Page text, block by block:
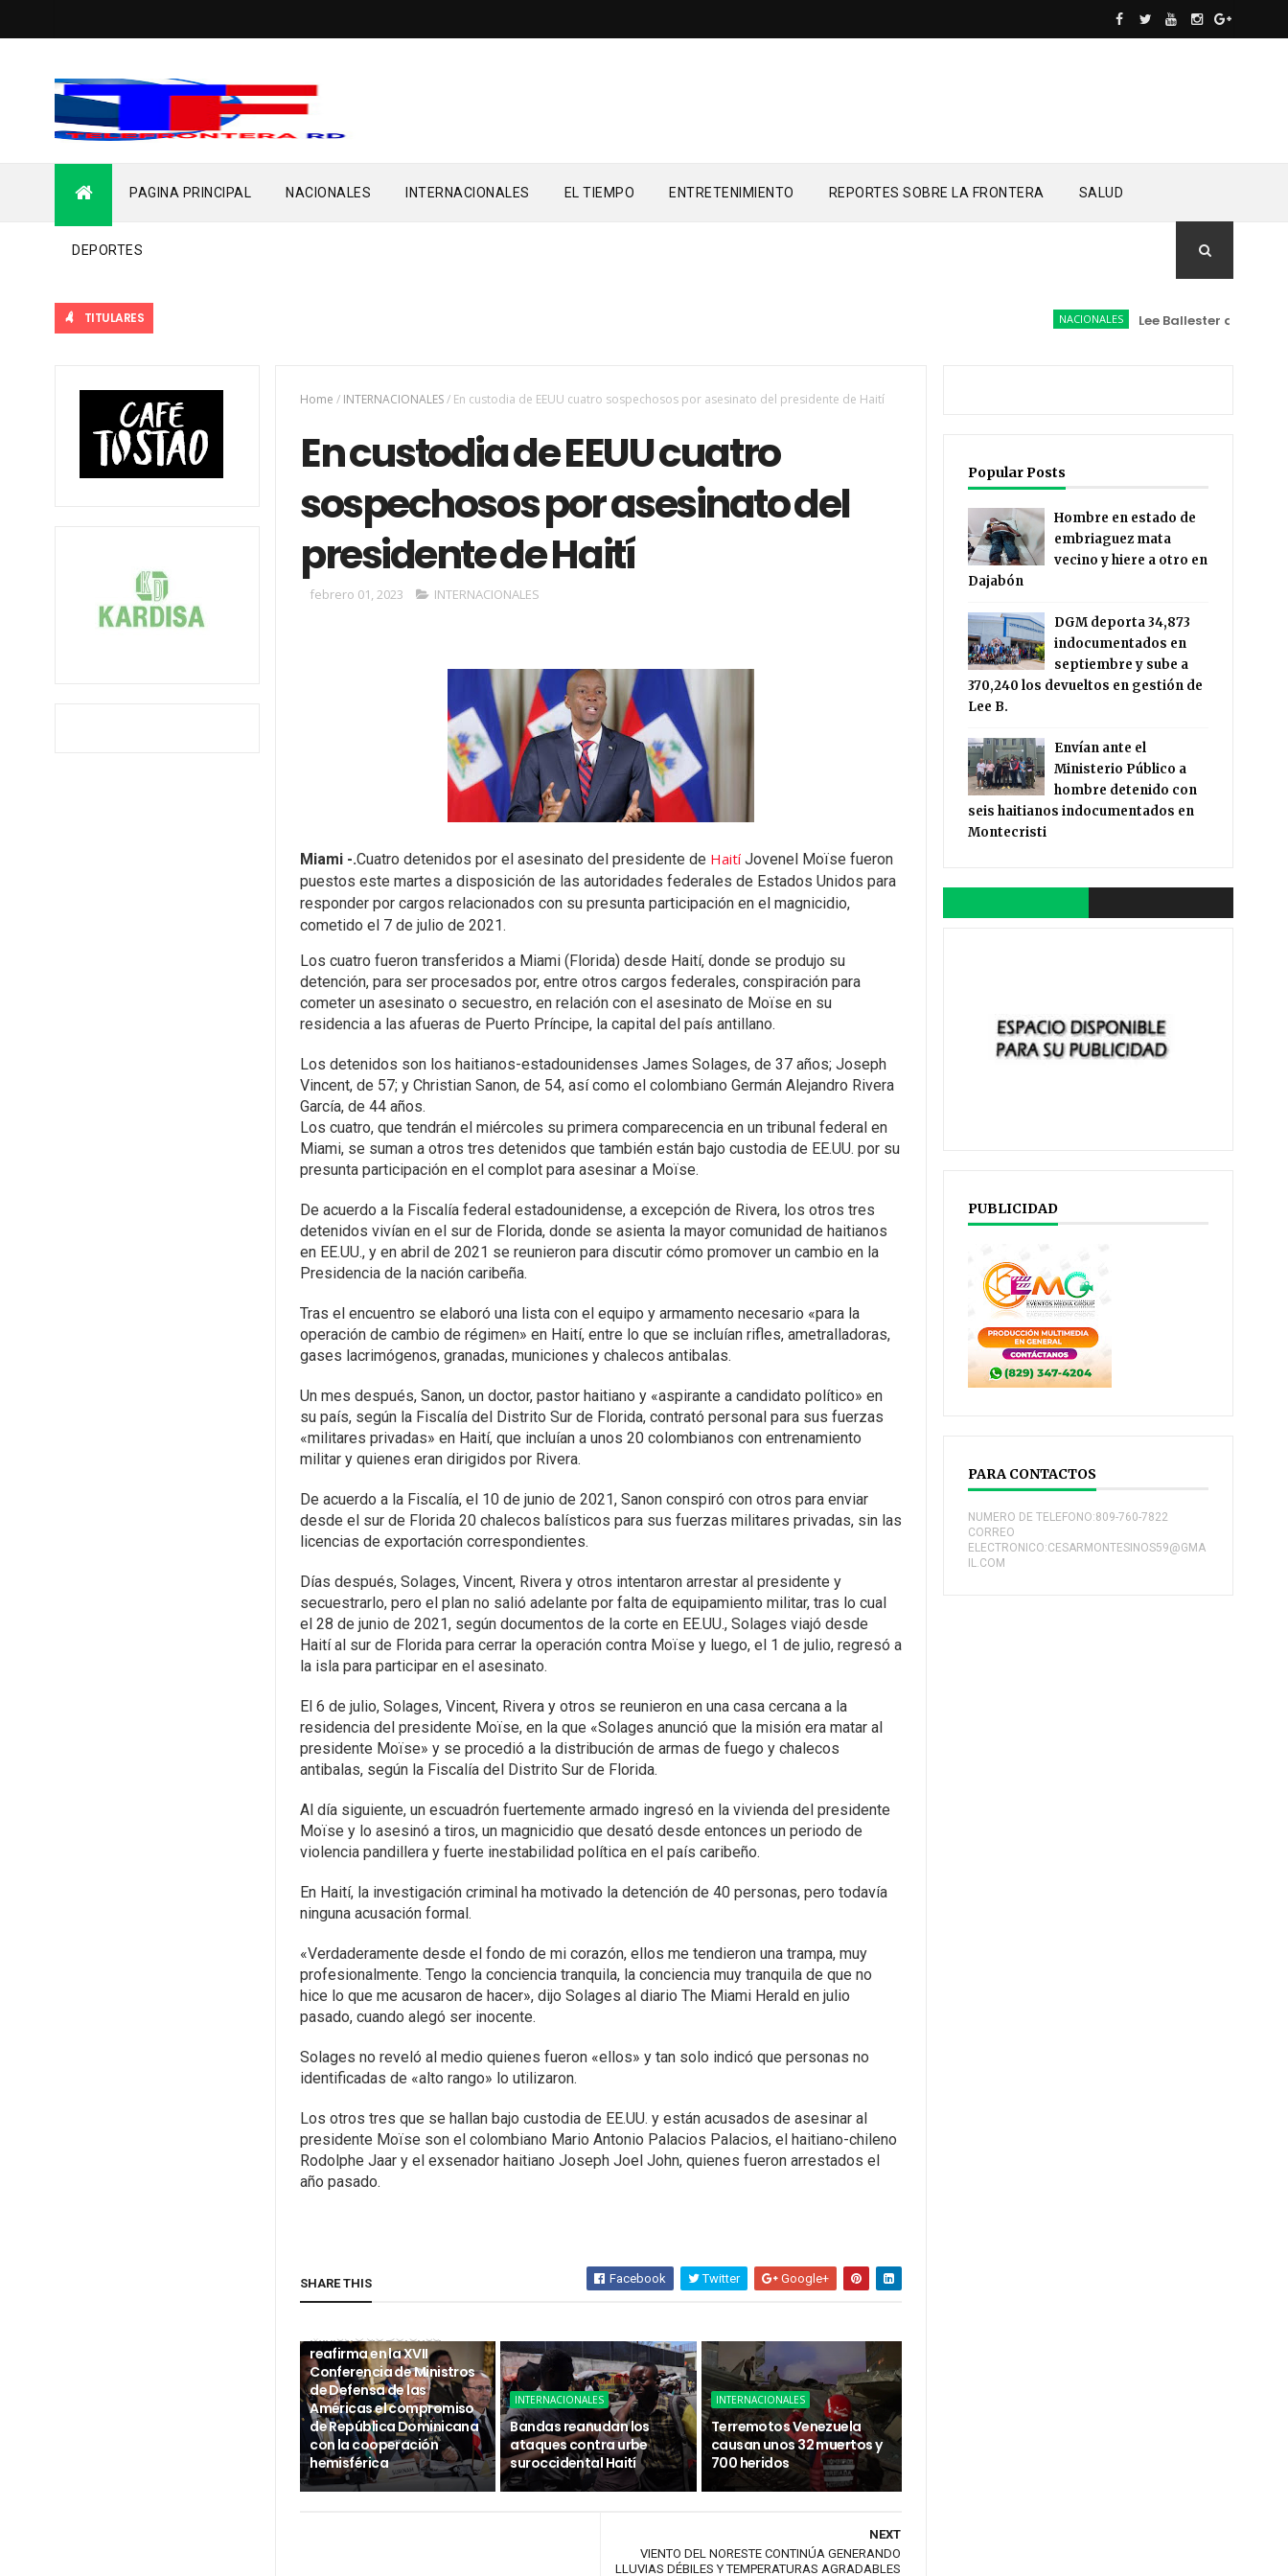
PAGINA PRINCIPAL NACIONALES INTERNACIONALES EL TIEMPO ENTRETENIMIENTO REPORTES SOBRE LA FRONTERA SALUD
DEPORTES
TITULARES NACIONALES Lee Ballester a los que se
Home / INTERNACIONALES/ En custodia de EEUU cuatro sospechosos por asesinato del presidente de Haití
En custodia de EEUU cuatro
sospechosos por asesinato del
presidente de Haití
febrero 01, 2023 INTERNACIONALES
Miami -.Cuatro detenidos por el asesinato del presidente de Haití Jovenel Moïse fueron
puestos este martes a disposición de las autoridades federales de Estados Unidos para
responder por cargos relacionados con su presunta participación en el magnicidio,
cometido el 7 de julio de 2021.
Los cuatro fueron transferidos a Miami (Florida) desde Haití, donde se produjo su
detención, para ser procesados por, entre otros cargos federales, conspiración para
cometer un asesinato o secuestro, en relación con el asesinato de Moïse en su
residencia a las afueras de Puerto Príncipe, la capital del país antillano.
Los detenidos son los haitianos-estadounidenses James Solages, de 37 años; Joseph
Vincent, de 57; y Christian Sanon, de 54, así como el colombiano Germán Alejandro Rivera
García, de 44 años.
Los cuatro, que tendrán el miércoles su primera comparecencia en un tribunal federal en
Miami, se suman a otros tres detenidos que también están bajo custodia de EE.UU. por su
presunta participación en el complot para asesinar a Moïse.
De acuerdo a la Fiscalía federal estadounidense, a excepción de Rivera, los otros tres
detenidos vivían en el sur de Florida, donde se asienta la mayor comunidad de haitianos
en EE.UU., y en abril de 2021 se reunieron para discutir cómo promover un cambio en la
Presidencia de la nación caribeña.
Tras el encuentro se elaboró una lista con el equipo y armamento necesario «para la
operación de cambio de régimen» en Haití, entre lo que se incluían rifles, ametralladoras,
gases lacrimógenos, granadas, municiones y chalecos antibalas.
Un mes después, Sanon, un doctor, pastor haitiano y «aspirante a candidato político» en
su país, según la Fiscalía del Distrito Sur de Florida, contrató personal para sus fuerzas
«militares privadas» en Haití, que incluían a unos 20 colombianos con entrenamiento
militar y quienes eran dirigidos por Rivera.
De acuerdo a la Fiscalía, el 10 de junio de 2021, Sanon conspiró con otros para enviar
desde el sur de Florida 20 chalecos balísticos para sus fuerzas militares privadas, sin las
licencias de exportación correspondientes.
Días después, Solages, Vincent, Rivera y otros intentaron arrestar al presidente y
secuestrarlo, pero el plan no salió adelante por falta de equipamiento militar, tras lo cual
el 28 de junio de 2021, según documentos de la corte en EE.UU., Solages viajó desde
Haití al sur de Florida para cerrar la operación contra Moïse y luego, el 1 de julio, regresó a
la isla para participar en el asesinato.
El 6 de julio, Solages, Vincent, Rivera y otros se reunieron en una casa cercana a la
residencia del presidente Moïse, en la que «Solages anunció que la misión era matar al
presidente Moïse» y se procedió a la distribución de armas de fuego y chalecos
antibalas, según la Fiscalía del Distrito Sur de Florida.
Al día siguiente, un escuadrón fuertemente armado ingresó en la vivienda del presidente
Moïse y lo asesinó a tiros, un magnicidio que desató desde entonces un periodo de
violencia pandillera y fuerte inestabilidad política en el país caribeño.
En Haití, la investigación criminal ha motivado la detención de 40 personas, pero todavía
ninguna acusación formal.
«Verdaderamente desde el fondo de mi corazón, ellos me tendieron una trampa, muy
profesionalmente. Tengo la conciencia tranquila, la conciencia muy tranquila de que no
hice lo que me acusaron de hacer», dijo Solages al diario The Miami Herald en julio
pasado, cuando alegó ser inocente.
Solages no reveló al medio quienes fueron «ellos» y tan solo indicó que personas no
identificadas de «alto rango» lo utilizaron.
Los otros tres que se hallan bajo custodia de EE.UU. y están acusados de asesinar al
presidente Moïse son el colombiano Mario Antonio Palacios Palacios, el haitiano-chileno
Rodolphe Jaar y el exsenador haitiano Joseph Joel John, quienes fueron arrestados el
año pasado.
SHARE THIS Facebook Twitter Google+
Ministro de Defensa
reafirma en la XVII
Conferencia de Ministros
de Defensa de las
Américas el compromiso
de República Dominicana
con la cooperación
hemisférica
INTERNACIONALES
Bandas reanudan los
ataques contra urbe
suroccidental Haití
INTERNACIONALES
Terremotos Venezuela
causan unos 32 muertos y
700 heridos
NEXT
VIENTO DEL NORESTE CONTINÚA GENERANDO
LLUVIAS DÉBILES Y TEMPERATURAS AGRADABLES
Popular Posts
Hombre en estado de
embriaguez mata
vecino y hiere a otro en
Dajabón
DGM deporta 34,873
indocumentados en
septiembre y sube a
370,240 los devueltos en gestión de
Lee B.
Envían ante el
Ministerio Público a
hombre detenido con
seis haitianos indocumentados en
Montecristi
PUBLICIDAD
PARA CONTACTOS
NUMERO DE TELEFONO:809-760-7822
CORREO
ELECTRONICO:CESARMONTESINOS59@GMA
IL.COM